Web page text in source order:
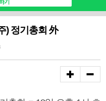
) 정기총회 外